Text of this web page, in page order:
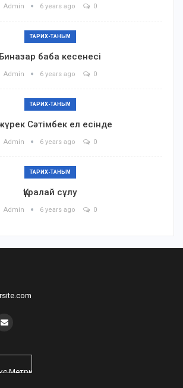
Admin 6 years ago 0
ТАРИХ-ТАНЫМ
Биназар баба кесенесі
Admin 6 years ago 0
ТАРИХ-ТАНЫМ
Сәтімбек ел есінде
Admin 6 years ago 0
ТАРИХ-ТАНЫМ
Құралай сұлу
Admin 6 years ago 0